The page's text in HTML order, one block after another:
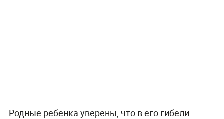
Родные ребёнка уверены, что в его гибели